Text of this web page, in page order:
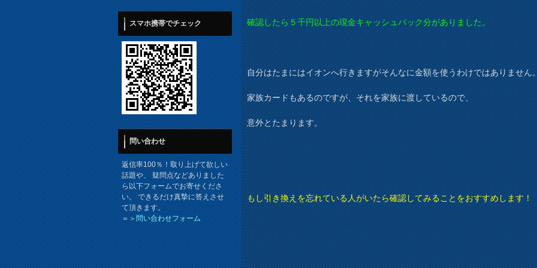
確認したら５千円以上の現金キャッシュバック分がありました。
自分はたまにはイオンへ行きますがそんなに金額を使うわけではありません
家族カードもあるのですが、それを家族に渡しているので、
意外とたまります。
もし引き換えを忘れている人がいたら確認してみることをおすすめします！
スマホ携帯でチェック
問い合わせ
返信率100％！取り上げて欲しい
話題や、 疑問点などありました
ら以下フォームでお寄せくださ
い。 できるだけ真摯に答えさせ
て頂きます。
＝＞問い合わせフォーム